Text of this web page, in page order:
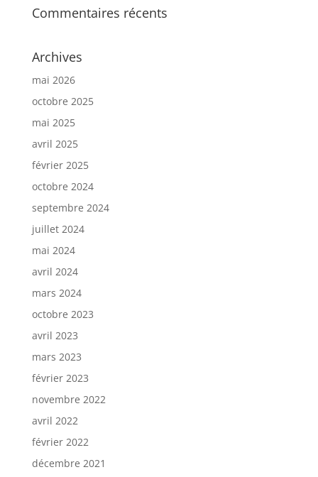
Commentaires récents
Archives
mai 2026
octobre 2025
mai 2025
avril 2025
février 2025
octobre 2024
septembre 2024
juillet 2024
mai 2024
avril 2024
mars 2024
octobre 2023
avril 2023
mars 2023
février 2023
novembre 2022
avril 2022
février 2022
décembre 2021